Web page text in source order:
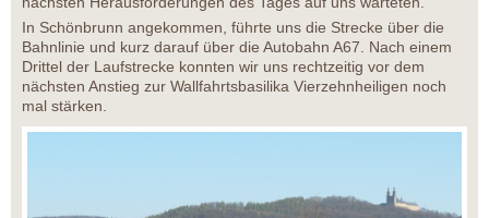
In Schönbrunn angekommen, führte uns die Strecke über die
Bahnlinie und kurz darauf über die Autobahn A67. Nach einem
Drittel der Laufstrecke konnten wir uns rechtzeitig vor dem
nächsten Anstieg zur Wallfahrtsbasilika Vierzehnheiligen noch
mal stärken.